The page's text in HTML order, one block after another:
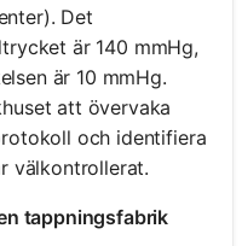
Det
är 140 mmHg,
är 10 mmHg.
att övervaka
och identifiera
välkontrollerat.
tappningsfabrik